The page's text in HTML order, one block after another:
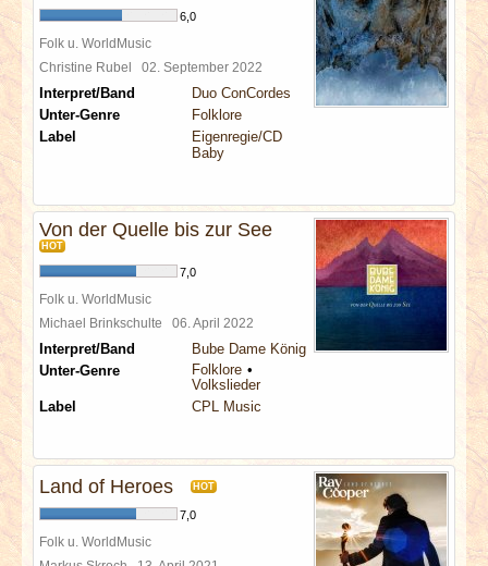
6,0
Folk u. WorldMusic
Christine Rubel 02. September 2022
Interpret/Band
Duo ConCordes
Unter-Genre
Folklore
Label
Eigenregie/CD
Baby
Von der Quelle bis zur See
HOT
7,0
Folk u. WorldMusic
Michael Brinkschulte 06. April 2022
Interpret/Band
Bube Dame König
Unter-Genre
Folklore
Volkslieder
Label
CPL Music
Land of Heroes HOT
7,0
Folk u. WorldMusic